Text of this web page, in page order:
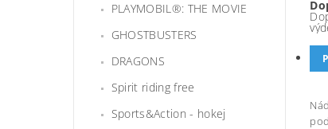
PLAYMOBIL®: THE MOVIE
GHOSTBUSTERS
DRAGONS
Spirit riding free
Sports&Action - hokej